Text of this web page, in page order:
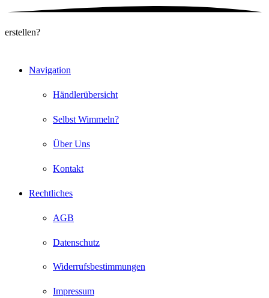
erstellen?
Navigation
Händlerübersicht
Selbst Wimmeln?
Über Uns
Kontakt
Rechtliches
AGB
Datenschutz
Widerrufsbestimmungen
Impressum